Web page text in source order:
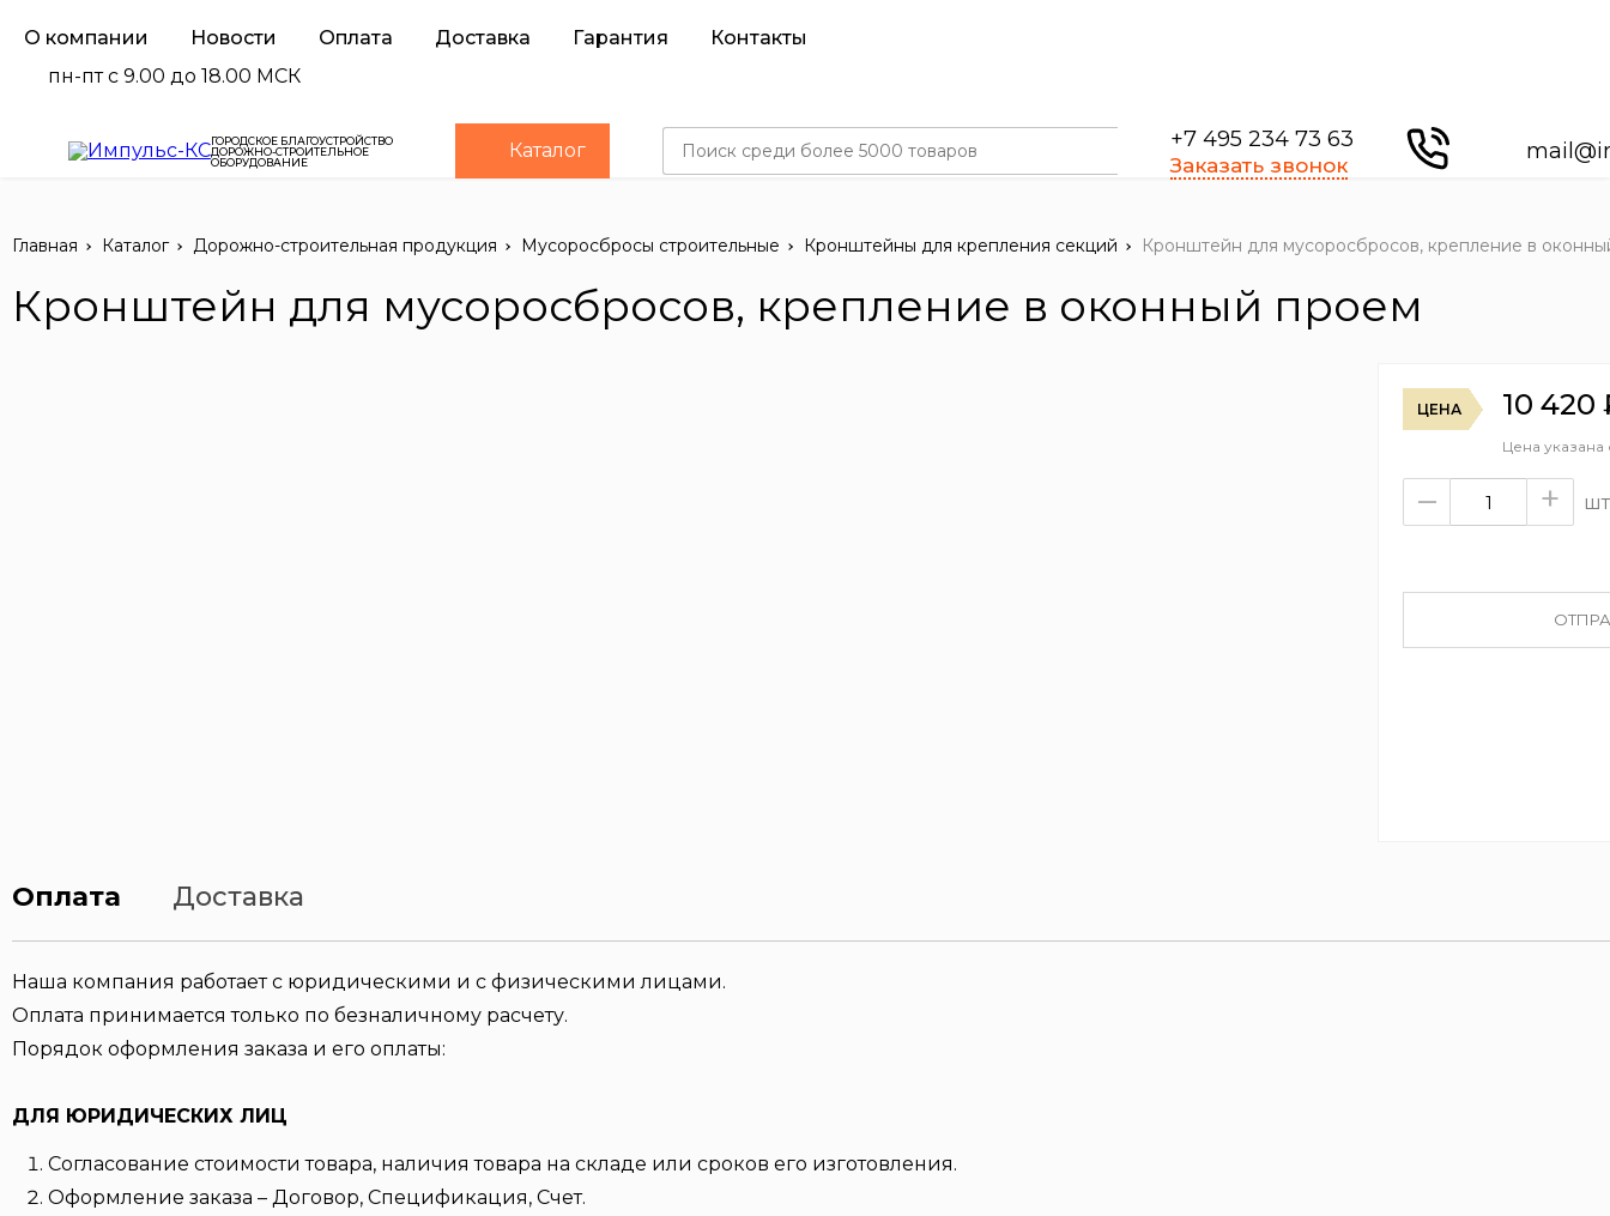
О компании Новости Оплата Доставка Гарантия
Контакты
пн-пт с 9.00 до 18.00 МСК
ГОРОДСКОЕ БЛАГОУСТРОЙСТВО
ДОРОЖНО-СТРОИТЕЛЬНОЕ
ОБОРУДОВАНИЕ
Каталог +7 495 234 73 63
Заказать звонок
Главная Каталог Дорожно-строительная продукция Мусоросбросы строительные Кронштейны для крепления секций Кронштейн для мусоросбросов, крепление в
Кронштейн для мусоросбросов, крепление в оконный проем
ЦЕНА 10 420
Цена
– +
Оплата Доставка
Наша компания работает с юридическими и с физическими лицами.
Оплата принимается только по безналичному расчету.
Порядок оформления заказа и его оплаты:
ДЛЯ ЮРИДИЧЕСКИХ ЛИЦ
Согласование стоимости товара, наличия товара на складе или сроков его изготовления.
Оформление заказа – Договор, Спецификация, Счет.